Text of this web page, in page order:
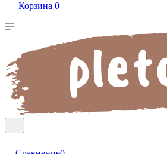
Корзина 0